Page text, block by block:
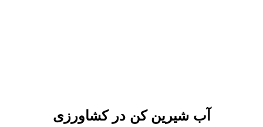
آب شیرین کن در کشاورزی